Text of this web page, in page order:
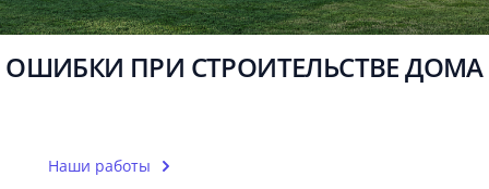
ОШИБКИ ПРИ СТРОИТЕЛЬСТВЕ ДОМА
Наши работы